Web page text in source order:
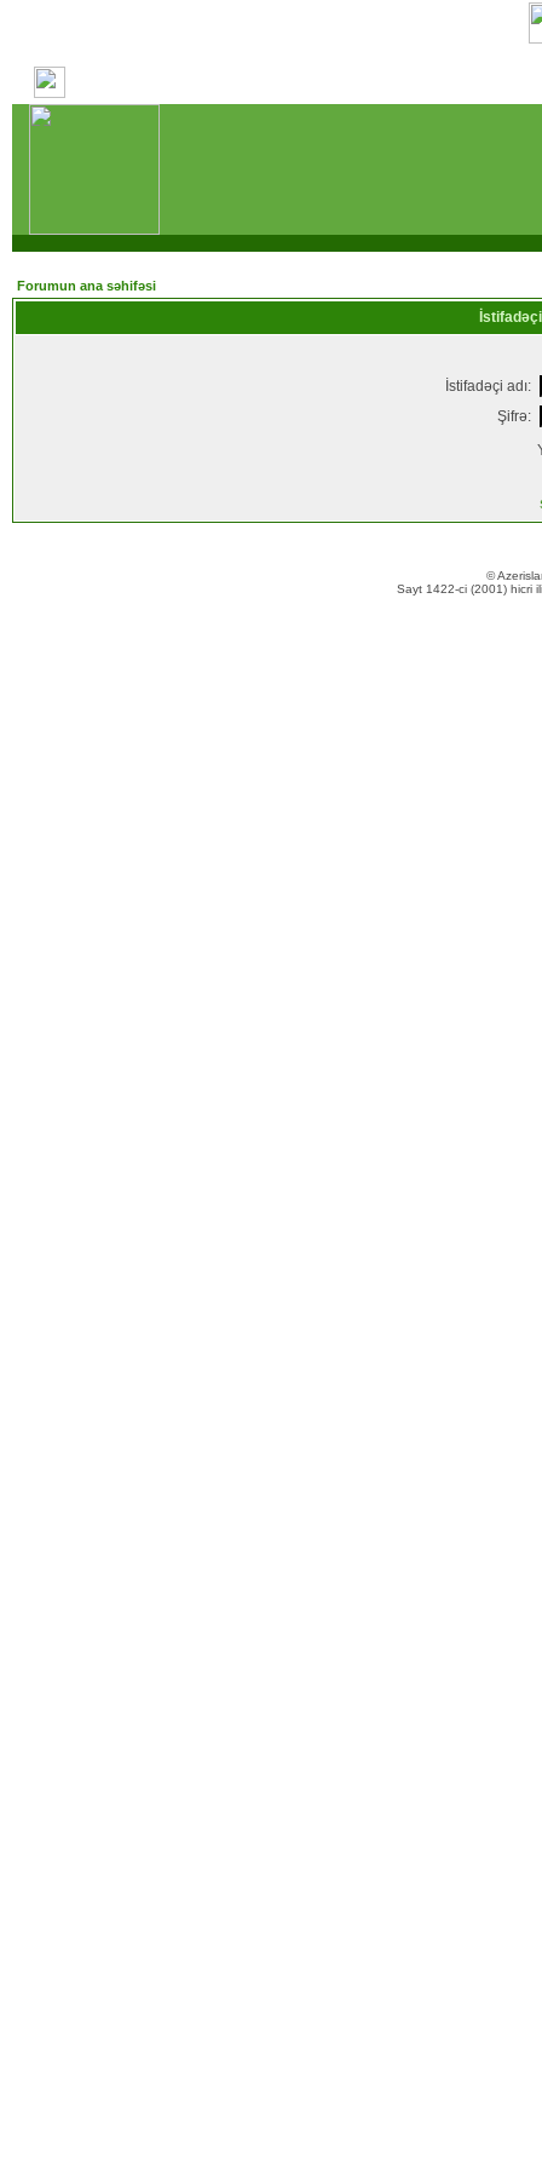
Forumun ana səhifəsi
İstifadəçi
İstifadəçi adı:
Şifrə:
©
Sayt 1422-ci (2001) hicri